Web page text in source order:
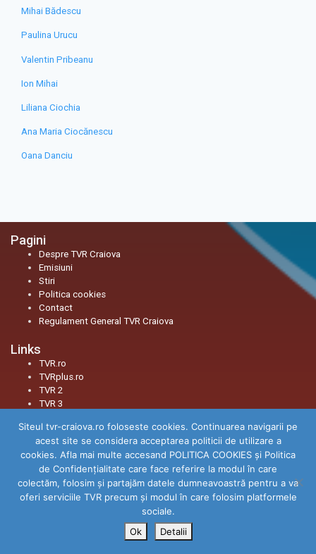
Mihai Bădescu
Paulina Urucu
Valentin Pribeanu
Ion Mihai
Liliana Ciochia
Ana Maria Ciocănescu
Oana Danciu
Pagini
Despre TVR Craiova
Emisiuni
Stiri
Politica cookies
Contact
Regulament General TVR Craiova
Links
TVR.ro
TVRplus.ro
TVR 2
TVR 3
Social
Facebook
Youtube
Instagram
TikTok
Threads
Toate drepturile rezervate.
Siteul tvr-craiova.ro foloseste cookies. Continuarea navigarii pe
acest site se considera acceptarea politicii de utilizare a
cookies. Afla mai multe accesand POLITICA COOKIES și Politica
de Confidenţialitate care face referire la modul în care
colectăm, folosim şi partajăm datele dumneavoastră pentru a va
oferi serviciile TVR precum şi modul în care folosim platformele
sociale.
Ok
Detalii